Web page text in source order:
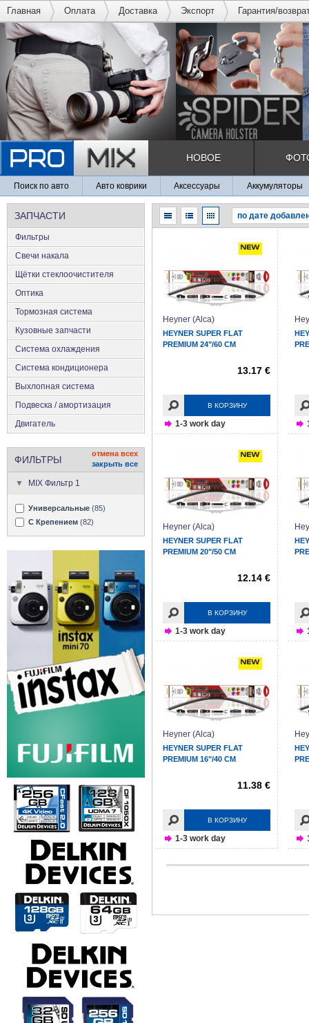
Главная Оплата Доставка Экспорт Гарантия/
НОВОЕ
Поиск по авто Авто коврики Аксессуары Аккумуляторы
ЗАПЧАСТИ
Фильтры
Свечи накала
Щётки стеклоочистителя
Оптика
Тормозная система
Кузовные запчасти
Система охлаждения
Система кондиционера
Выхлопная система
Подвеска / амортизация
Двигатель
ФИЛЬТРЫ
отмена всех
закрыть все
MIX Фильтр 1
Универсальные (85)
С Крепением (82)
Heyner (Alca)
HEYNER SUPER FLAT
PREMIUM 24"/60 CM
13.17 €
В КОРЗИНУ
1-3 work day
Heyner (Alca)
HEYNER SUPER FLAT
PREMIUM 20"/50 CM
12.14 €
В КОРЗИНУ
1-3 work day
Heyner (Alca)
HEYNER SUPER FLAT
PREMIUM 16"/40 CM
11.38 €
В КОРЗИНУ
1-3 work day